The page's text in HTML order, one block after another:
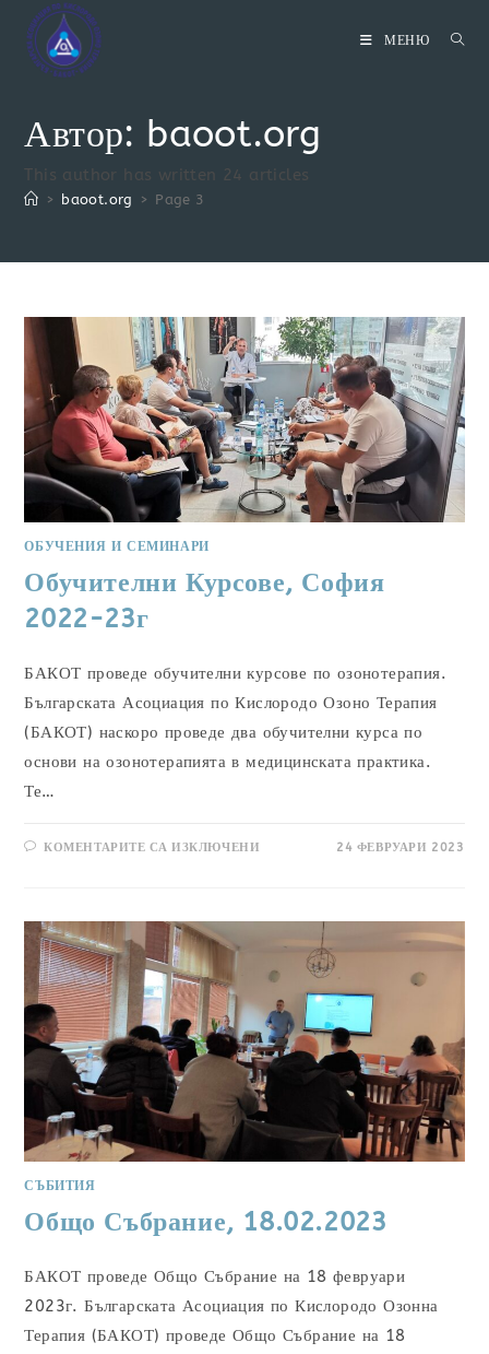
content
МЕНЮ
Автор: baoot.org
This author has written 24 articles
> baoot.org > Page 3
ОБУЧЕНИЯ И СЕМИНАРИ
Обучителни Курсове, София
2022-23г
БАКОТ проведе обучителни курсове по озонотерапия.
Българската Асоциация по Кислородо Озоно Терапия
(БАКОТ) наскоро проведе два обучителни курса по
основи на озонотерапията в медицинската практика.
Те…
КОМЕНТАРИТЕ СА ИЗКЛЮЧЕНИ 24 ФЕВРУАРИ 2023
СЪБИТИЯ
Общо Събрание, 18.02.2023
БАКОТ проведе Общо Събрание на 18 февруари
2023г. Българската Асоциация по Кислородо Озонна
Терапия (БАКОТ) проведе Общо Събрание на 18